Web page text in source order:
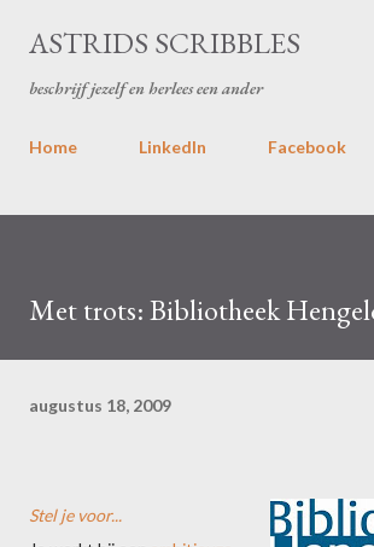
Doorgaan naar hoofdcontent
ASTRIDS SCRIBBLES
beschrijf jezelf en herlees een ander
Home LinkedIn Facebook
Met trots: Bibliotheek
augustus 18, 2009
Stel je voor...